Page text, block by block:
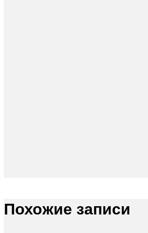
Похожие записи